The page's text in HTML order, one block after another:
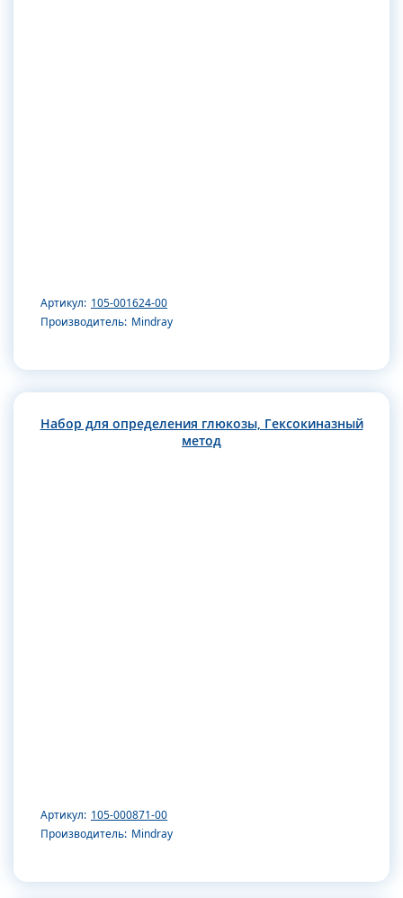
Артикул: 105-001624-00
Производитель: Mindray
Набор для определения глюкозы, Гексокиназный
метод
Артикул: 105-000871-00
Производитель: Mindray